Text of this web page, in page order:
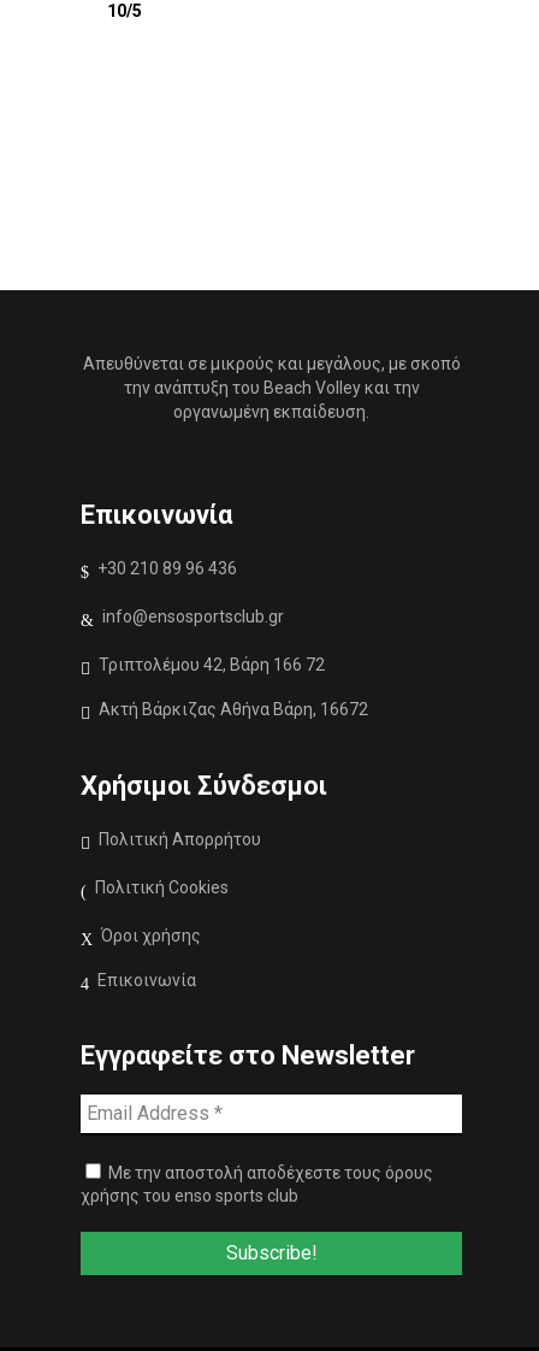
10/5
Απευθύνεται σε μικρούς και μεγάλους, με σκοπό
την ανάπτυξη του Beach Volley και την
οργανωμένη εκπαίδευση.
Επικοινωνία
+30 210 89 96 436
info@ensosportsclub.gr
Τριπτολέμου 42, Βάρη 166 72
Ακτή Βάρκιζας Αθήνα Βάρη, 16672
Χρήσιμοι Σύνδεσμοι
Πολιτική Απορρήτου
Πολιτική Cookies
Όροι χρήσης
Επικοινωνία
Εγγραφείτε στο Newsletter
Με την αποστολή αποδέχεστε τους όρους
χρήσης του enso sports club